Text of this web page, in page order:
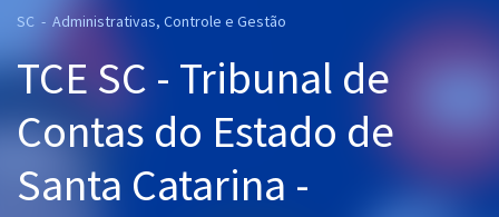
Cursos 20% OFF
Pós
Graduação
SC - Administrativas, Controle e Gestão
TCE SC - Tribunal de
Contas do Estado de
Santa Catarina -